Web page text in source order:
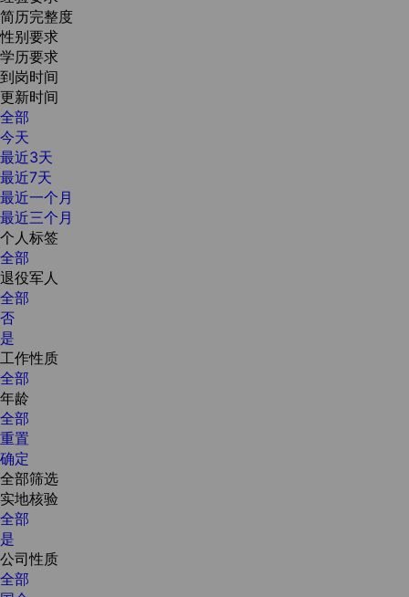
简历完整度
性别要求
学历要求
到岗时间
更新时间
全部
今天
最近3天
最近7天
最近一个月
最近三个月
个人标签
全部
退役军人
全部
否
是
工作性质
全部
年龄
全部
重置
确定
全部筛选
实地核验
全部
是
公司性质
全部